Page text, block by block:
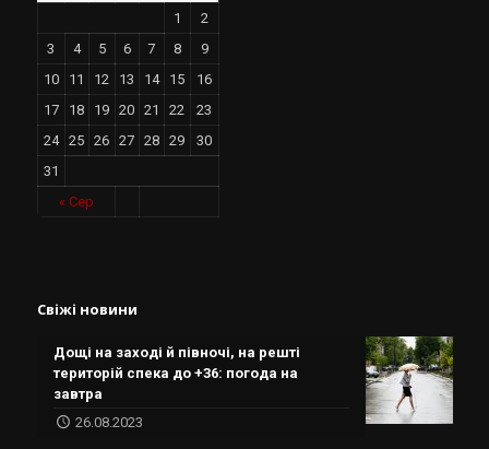
« Сер
1
2
3
4 5 6 7 8
9
10
11 12 13 14 15
16
17
18 19 20 21 22
23
24
25 26 27 28 29
30
31
Свіжі новини
Дощі на заході й півночі, на решті
територій спека до +36: погода на
завтра
26.08.2023